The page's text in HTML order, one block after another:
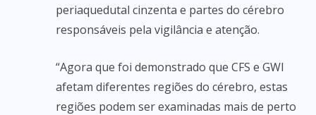
periaquedutal cinzenta e partes do cérebro
responsáveis pela vigilância e atenção.
“Agora que foi demonstrado que CFS e GWI
afetam diferentes regiões do cérebro, estas
regiões podem ser examinadas mais de perto